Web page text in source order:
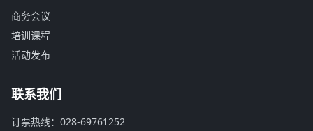
商务会议
培训课程
活动发布
联系我们
订票热线：028-69761252